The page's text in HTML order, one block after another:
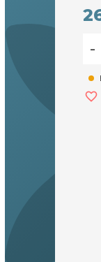
-
favorite_border